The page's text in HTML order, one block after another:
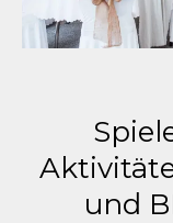
und